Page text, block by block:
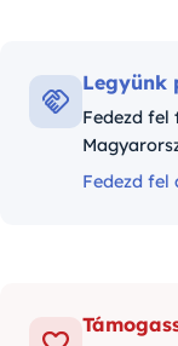
Legyünk
Fedezd
Fedezd fel